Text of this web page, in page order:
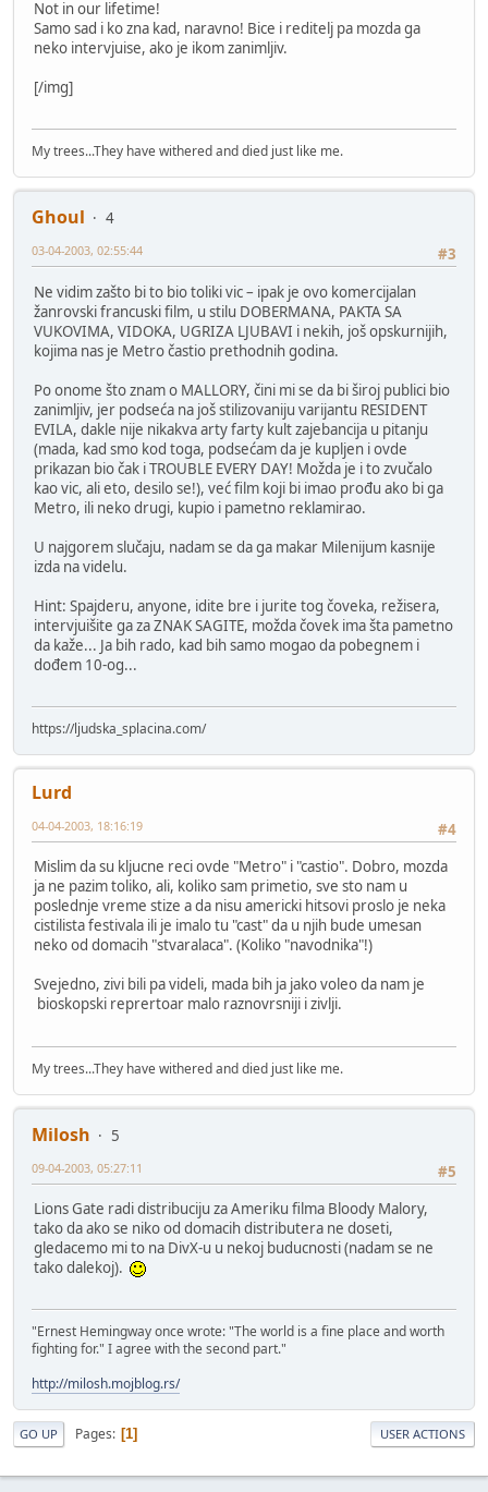
Not in our lifetime!
Samo sad i ko zna kad, naravno! Bice i reditelj pa mozda ga
neko intervjuise, ako je ikom zanimljiv.
[/img]
My trees...They have withered and died just like me.
Ghoul
4
#3
03-04-2003, 02:55:44
Ne vidim zašto bi to bio toliki vic – ipak je ovo komercijalan
žanrovski francuski film, u stilu DOBERMANA, PAKTA SA
VUKOVIMA, VIDOKA, UGRIZA LJUBAVI i nekih, još opskurnijih,
kojima nas je Metro častio prethodnih godina.
Po onome što znam o MALLORY, čini mi se da bi široj publici bio
zanimljiv, jer podseća na još stilizovaniju varijantu RESIDENT
EVILA, dakle nije nikakva arty farty kult zajebancija u pitanju
(mada, kad smo kod toga, podsećam da je kupljen i ovde
prikazan bio čak i TROUBLE EVERY DAY! Možda je i to zvučalo
kao vic, ali eto, desilo se!), već film koji bi imao prođu ako bi ga
Metro, ili neko drugi, kupio i pametno reklamirao.
U najgorem slučaju, nadam se da ga makar Milenijum kasnije
izda na videlu.
Hint: Spajderu, anyone, idite bre i jurite tog čoveka, režisera,
intervjuišite ga za ZNAK SAGITE, možda čovek ima šta pametno
da kaže... Ja bih rado, kad bih samo mogao da pobegnem i
dođem 10-og...
https://ljudska_splacina.com/
Lurd
#4
04-04-2003, 18:16:19
Mislim da su kljucne reci ovde "Metro" i "castio". Dobro, mozda
ja ne pazim toliko, ali, koliko sam primetio, sve sto nam u
poslednje vreme stize a da nisu americki hitsovi proslo je neka
cistilista festivala ili je imalo tu "cast" da u njih bude umesan
neko od domacih "stvaralaca". (Koliko "navodnika"!)
Svejedno, zivi bili pa videli, mada bih ja jako voleo da nam je
bioskopski reprertoar malo raznovrsniji i zivlji.
My trees...They have withered and died just like me.
Milosh
5
#5
09-04-2003, 05:27:11
Lions Gate radi distribuciju za Ameriku filma Bloody Malory,
tako da ako se niko od domacih distributera ne doseti,
gledacemo mi to na DivX-u u nekoj buducnosti (nadam se ne
tako dalekoj).
"Ernest Hemingway once wrote: "The world is a fine place and worth
fighting for." I agree with the second part."
http://milosh.mojblog.rs/
GO UP Pages 1 USER ACTIONS